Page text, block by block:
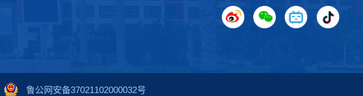
鲁公网安备37021102000032号